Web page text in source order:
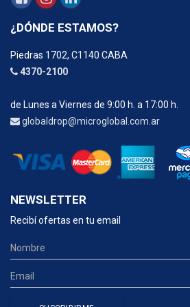
¿DÓNDE ESTAMOS?
Piedras 1702, C1140 CABA
4370-2100
de Lunes a Viernes de 9:00 h. a 17:00 h.
globaldrop@microglobal.com.ar
NEWSLETTER
Recibí ofertas en tu email